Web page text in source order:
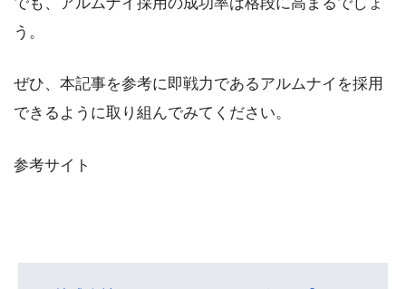
う。
ぜひ、本記事を参考に即戦力であるアルムナイを採用
できるように取り組んでみてください。
参考サイト